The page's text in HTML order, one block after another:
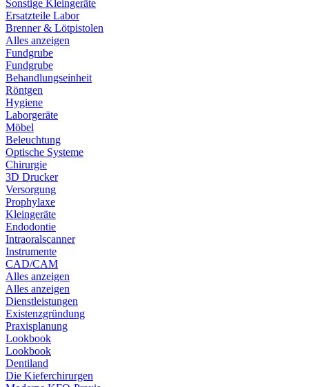
Sonstige Kleingeräte
Ersatzteile Labor
Brenner & Lötpistolen
Alles anzeigen
Fundgrube
Fundgrube
Behandlungseinheit
Röntgen
Hygiene
Laborgeräte
Möbel
Beleuchtung
Optische Systeme
Chirurgie
3D Drucker
Versorgung
Prophylaxe
Kleingeräte
Endodontie
Intraoralscanner
Instrumente
CAD/CAM
Alles anzeigen
Alles anzeigen
Dienstleistungen
Existenzgründung
Praxisplanung
Lookbook
Lookbook
Dentiland
Die Kieferchirurgen